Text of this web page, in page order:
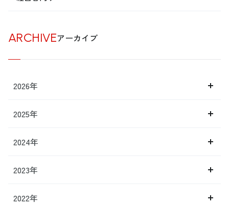
ARCHIVEアーカイブ
2026年
2025年
2024年
2023年
2022年